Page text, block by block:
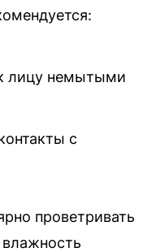
лицу немытыми
с
проветривать